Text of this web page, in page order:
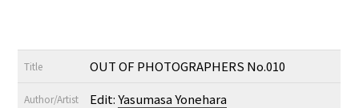
Title OUT OF PHOTOGRAPHERS No.010
Author/Artist Edit:Yasumasa Yonehara